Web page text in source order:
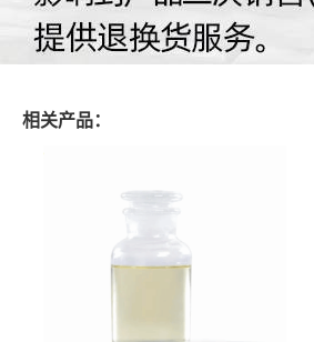
相关产品：